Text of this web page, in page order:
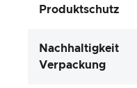
Produktschutz
Nachhaltigkeit
Verpackung